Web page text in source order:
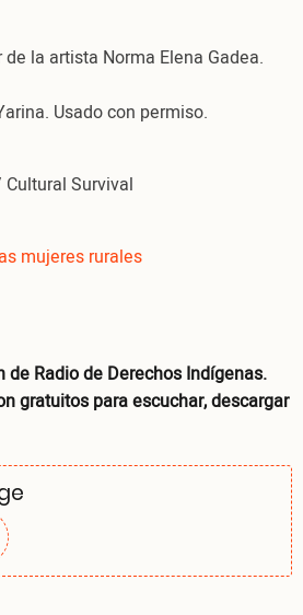
la artista Norma Elena Gadea.
Usado con permiso.
Survival
mujeres rurales
de Radio de Derechos Indígenas.
gratuitos para escuchar, descargar